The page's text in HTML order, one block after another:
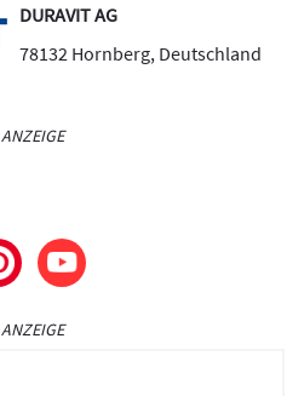
DURAVIT AG
78132 Hornberg, Deutschland
ANZEIGE
ANZEIGE